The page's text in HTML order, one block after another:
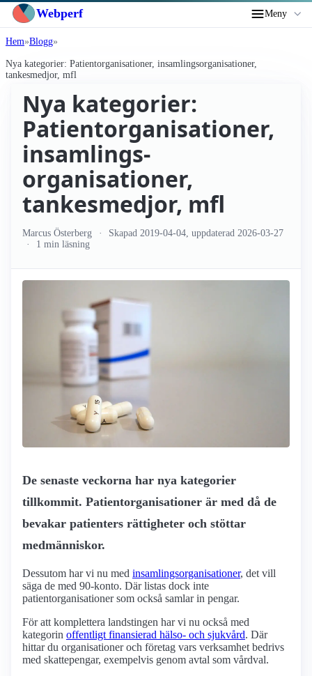
Webperf Meny
Hem Blogg
Nya kategorier: Patient­organisationer, insamlings­organisationer,
tankesmedjor, mfl
Nya kategorier:
Patient­organisationer,
insamlings­
organisationer,
tankesmedjor, mfl
Marcus Österberg Skapad 2019-04-04 , uppdaterad 2026-03-27
1 min läsning
De senaste veckorna har nya kategorier
tillkommit. Patient­organisationer är med då de
bevakar patienters rättigheter och stöttar
medmänniskor.
Dessutom har vi nu med insamlingsorganisationer, det vill
säga de med 90-konto. Där listas dock inte
patientorganisationer som också samlar in pengar.
För att komplettera landstingen har vi nu också med
kategorin offentligt finansierad hälso- och sjukvård. Där
hittar du organisationer och företag vars verksamhet bedrivs
med skattepengar, exempelvis genom avtal som vårdval.